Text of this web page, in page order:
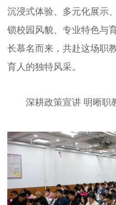
沉浸式体验、多元化展示
锁校园风貌、专业特色与
长慕名而来，共赴这场职
育人的独特风采。
深耕政策宣讲 明晰职